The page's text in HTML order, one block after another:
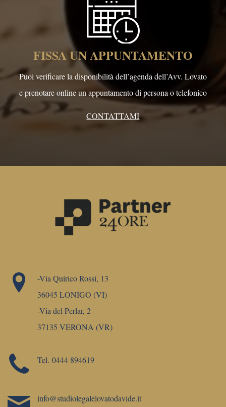
FISSA UN APPUNTAMENTO
Puoi verificare la disponibilità dell’agenda dell’Avv. Lovato
e prenotare online un appuntamento di persona o telefonico
CONTATTAMI
-Via Quirico Rossi, 13
36045 LONIGO (VI)
-Via del Perlar, 2
37135 VERONA (VR)
Tel. 0444 894619
info@studiolegalelovatodavide.it